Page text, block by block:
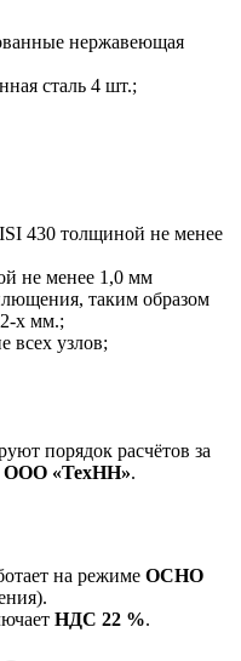
нержавеющая
сталь 4 шт.;
430 толщиной не менее
не менее 1,0 мм
таким образом
х мм.;
всех узлов;
порядок расчётов за
ООО «ТехНН».
на режиме ОСНО
НДС 22 %.